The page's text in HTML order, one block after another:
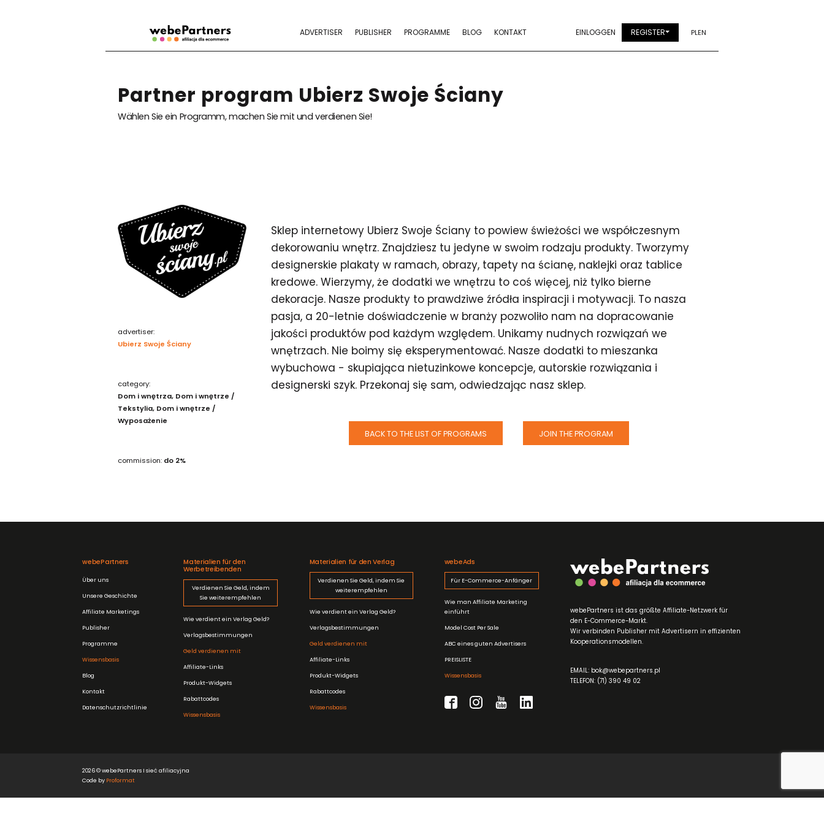
PLEN
EINLOGGEN REGISTER
ADVERTISER PUBLISHER PROGRAMME BLOG KONTAKT
Partner program Ubierz Swoje Ściany
Wählen Sie ein Programm, machen Sie mit und verdienen Sie!
advertiser:
Ubierz Swoje Ściany
category:
Dom i wnętrza Dom i wnętrze /
Tekstylia Dom i wnętrze /
Wyposażenie
commission: do 2%
Sklep internetowy Ubierz Swoje Ściany to powiew świeżości we współczesnym
dekorowaniu wnętrz. Znajdziesz tu jedyne w swoim rodzaju produkty. Tworzymy
designerskie plakaty w ramach, obrazy, tapety na ścianę, naklejki oraz tablice
kredowe. Wierzymy, że dodatki we wnętrzu to coś więcej, niż tylko bierne
dekoracje. Nasze produkty to prawdziwe źródła inspiracji i motywacji. To nasza
pasja, a 20-letnie doświadczenie w branży pozwoliło nam na dopracowanie
jakości produktów pod każdym względem. Unikamy nudnych rozwiązań we
wnętrzach. Nie boimy się eksperymentować. Nasze dodatki to mieszanka
wybuchowa - skupiająca nietuzinkowe koncepcje, autorskie rozwiązania i
designerski szyk. Przekonaj się sam, odwiedzając nasz sklep.
BACK TO THE LIST OF PROGRAMS JOIN THE PROGRAM
webePartners
Über uns
Unsere Geschichte
Affiliate Marketings
Publisher
Programme
Wissensbasis
Blog
Kontakt
Datenschutzrichtlinie
Materialien für den
Werbetreibenden
Verdienen Sie Geld, indem
Sie weiterempfehlen
Wie verdient ein Verlag Geld?
Verlagsbestimmungen
Geld verdienen mit
Affiliate-Links
Produkt-Widgets
Rabattcodes
Wissensbasis
Materialien für den Verlag
Verdienen Sie Geld, indem Sie
weiterempfehlen
Wie verdient ein Verlag Geld?
Verlagsbestimmungen
Geld verdienen mit
Affiliate-Links
Produkt-Widgets
Rabattcodes
Wissensbasis
webeAds
Für E-Commerce-Anfänger
Wie man Affiliate Marketing
einführt
Model Cost Per Sale
ABC eines guten Advertisers
PREISLISTE
Wissensbasis
webePartners ist das größte Affiliate-Netzwerk für
den E-Commerce-Markt.
Wir verbinden Publisher mit Advertisern in effizienten
Kooperationsmodellen.
EMAIL: bok@webepartners.pl
TELEFON: (71) 390 49 02
2026 © webePartners I sieć afiliacyjna
Code by Proformat